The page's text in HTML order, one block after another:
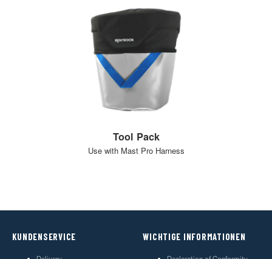
Tool Pack
Use with Mast Pro Harness
KUNDENSERVICE WICHTIGE INFORMATIONEN